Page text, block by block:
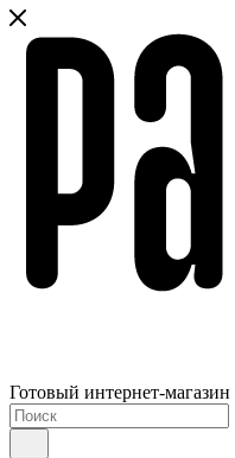
Готовый интернет-магазин